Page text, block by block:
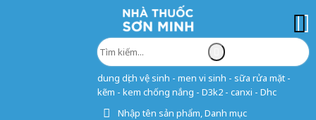
dung dịch vệ sinh - men vi sinh - sữa rửa mặt -
kẽm - kem chống nắng - D3k2 - canxi - Dhc
Nhập tên sản phẩm, Danh mục